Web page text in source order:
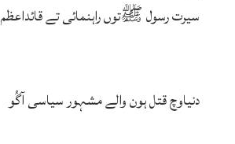
سیرت رسول ﷺتوں راہنمائی تے قائداعظم
دنیاوچ قتل ہون والے مشہور سیاسی آگُو